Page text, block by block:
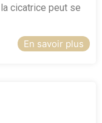
cicatrice peut se
En savoir plus